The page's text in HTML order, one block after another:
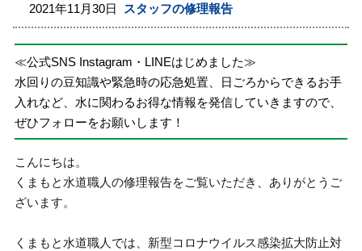
2021年11月30日 スタッフの修理報告
≪公式SNS Instagram・LINEはじめました≫
水回りの豆知識や緊急時の応急処置、日ごろからできるお手
入れなど、水に関わるお得な情報を発信していきますので、
ぜひフォローをお願いします！
こんにちは。
くまもと水道職人の修理報告をご覧いただき、ありがとうご
ざいます。
くまもと水道職人では、新型コロナウイルス感染拡大防止対